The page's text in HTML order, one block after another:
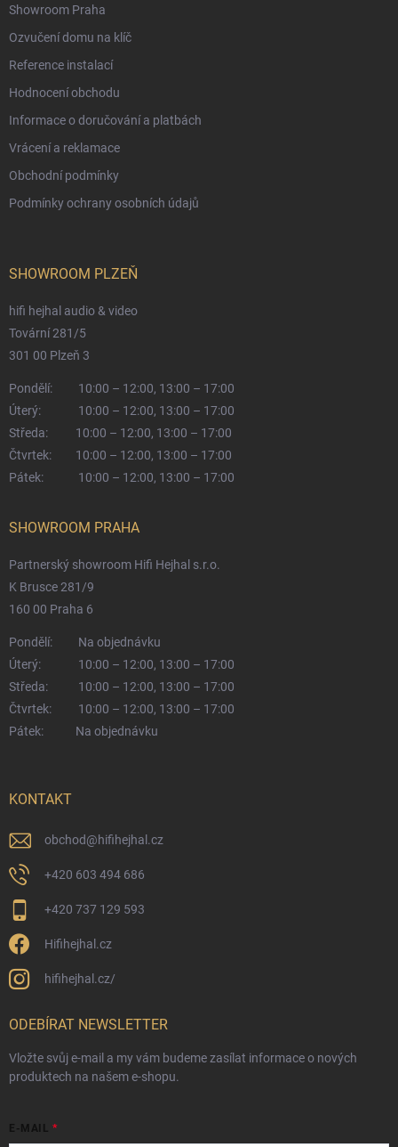
Showroom Praha
Ozvučení domu na klíč
Reference instalací
Hodnocení obchodu
Informace o doručování a platbách
Vrácení a reklamace
Obchodní podmínky
Podmínky ochrany osobních údajů
SHOWROOM PLZEŇ
hifi hejhal audio & video
Tovární 281/5
301 00 Plzeň 3
Pondělí:
10:00 – 12:00, 13:00 – 17:00
Úterý:
10:00 – 12:00, 13:00 – 17:00
Středa:
10:00 – 12:00, 13:00 – 17:00
Čtvrtek:
10:00 – 12:00, 13:00 – 17:00
Pátek:
10:00 – 12:00, 13:00 – 17:00
SHOWROOM PRAHA
Partnerský showroom Hifi Hejhal s.r.o.
K Brusce 281/9
160 00 Praha 6
Pondělí:
Na objednávku
Úterý:
10:00 – 12:00, 13:00 – 17:00
Středa:
10:00 – 12:00, 13:00 – 17:00
Čtvrtek:
10:00 – 12:00, 13:00 – 17:00
Pátek:
Na objednávku
KONTAKT
obchod@hifihejhal.cz
+420 603 494 686
+420 737 129 593
Hifihejhal.cz
hifihejhal.cz/
ODEBÍRAT NEWSLETTER
Vložte svůj e-mail a my vám budeme zasílat informace o nových
produktech na našem e-shopu.
E-MAIL